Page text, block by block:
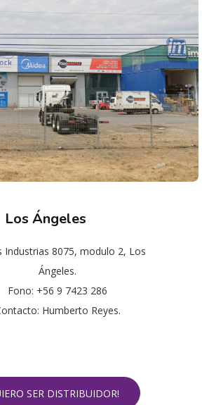
Los Ángeles
Industrias 8075, modulo 2, Los
Ángeles.
Fono: +56 9 7423 286
Humberto Reyes.
SER DISTRIBUIDOR!